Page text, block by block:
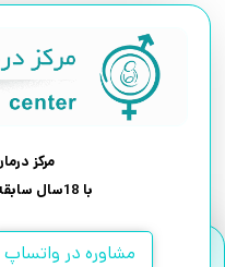
مرکز
با 18سال سابقه درمانی در شرق کشور
مشاوره در واتساپ